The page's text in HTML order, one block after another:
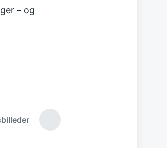
– og
Next
post: